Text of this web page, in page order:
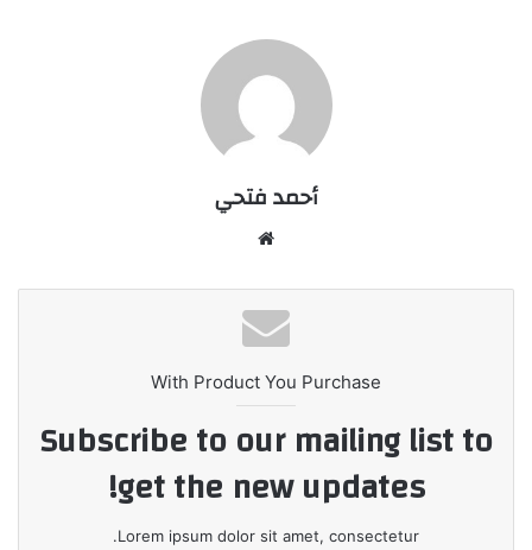
أحمد فتحي
With Product You Purchase
Subscribe to our mailing list to
get the new updates!
Lorem ipsum dolor sit amet, consectetur.